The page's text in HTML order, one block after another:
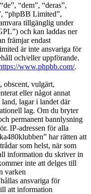
“dem”, “deras”,
“phpBB Limited”,
tillgänglig under
och kan laddas ner
främjar endast
är inte ansvariga för
och/eller uppförande.
www.phpbb.com/.
obscent, vulgärt,
eller något annat
lagar i landet där
lag. Om du bryter
permanent bannlysning
IP-adressen för alla
har rätten att
som helst, när som
information du skriver in
inte att delges till
varken
ansvariga för
att information